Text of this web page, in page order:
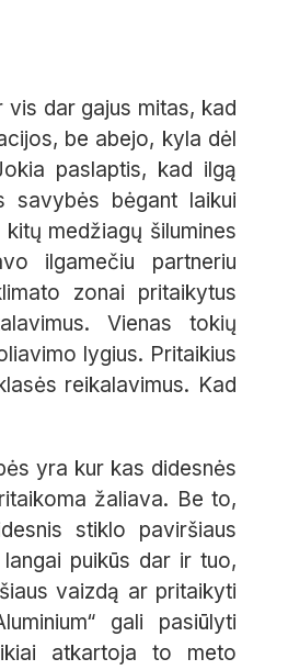
vis dar gajus mitas, kad
be abejo, kyla dėl
paslaptis, kad ilgą
savybės bėgant laikui
medžiagų šilumines
ilgamečiu partneriu
zonai pritaikytus
Vienas tokių
lygius. Pritaikius
reikalavimus. Kad
yra kur kas didesnės
žaliava. Be to,
stiklo paviršiaus
puikūs dar ir tuo,
vaizdą ar pritaikyti
gali pasiūlyti
atkartoja to meto